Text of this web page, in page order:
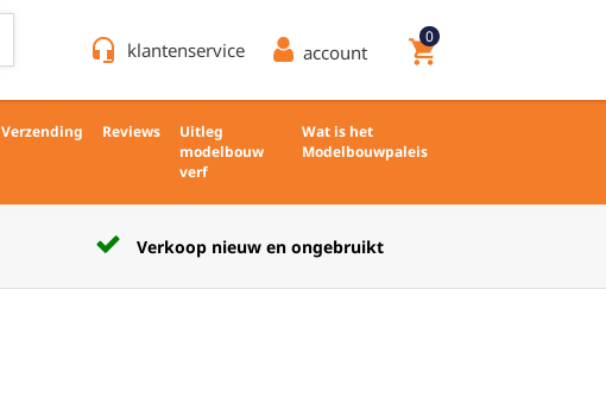
headset_mic klantenservice account shopping_cart
0
Verzending Reviews
Uitleg
modelbouw
verf
Wat is het
Modelbouwpaleis
Verkoop nieuw en ongebruikt